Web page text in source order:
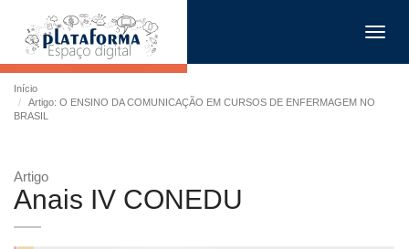
Início
Artigo: O ENSINO DA COMUNICAÇÃO EM CURSOS DE ENFERMAGEM NO
BRASIL
Artigo
Anais IV CONEDU